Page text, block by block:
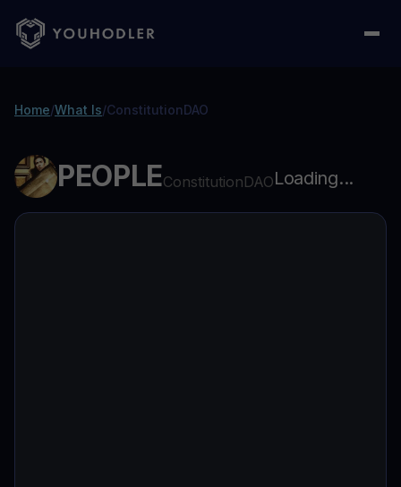
Home/What Is/ConstitutionDAO
PEOPLEConstitutionDAOLoading...